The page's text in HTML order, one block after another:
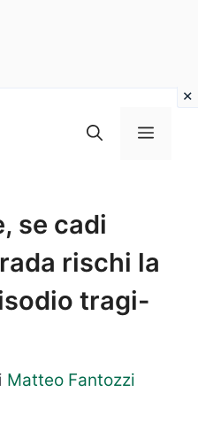
Menu
se cadi
rischi la
tragi-
Matteo Fantozzi